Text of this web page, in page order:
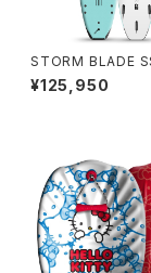
STORM BLADE
fboard - ICE
¥125,950